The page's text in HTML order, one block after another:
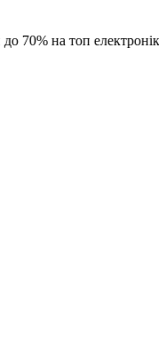
електроніку.